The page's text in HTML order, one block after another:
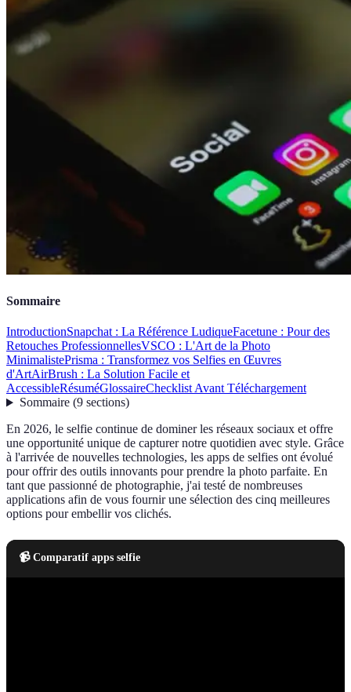
Sommaire
IntroductionSnapchat : La Référence LudiqueFacetune : Pour des
Retouches ProfessionnellesVSCO : L'Art de la Photo
MinimalistePrisma : Transformez vos Selfies en Œuvres
d'ArtAirBrush : La Solution Facile et
AccessibleRésuméGlossaireChecklist Avant Téléchargement
Sommaire(9 sections)
En 2026, le selfie continue de dominer les réseaux sociaux et offre
une opportunité unique de capturer notre quotidien avec style. Grâce
à l'arrivée de nouvelles technologies, les apps de selfies ont évolué
pour offrir des outils innovants pour prendre la photo parfaite. En
tant que passionné de photographie, j'ai testé de nombreuses
applications afin de vous fournir une sélection des cinq meilleures
options pour embellir vos clichés.
📹 Comparatif apps selfie